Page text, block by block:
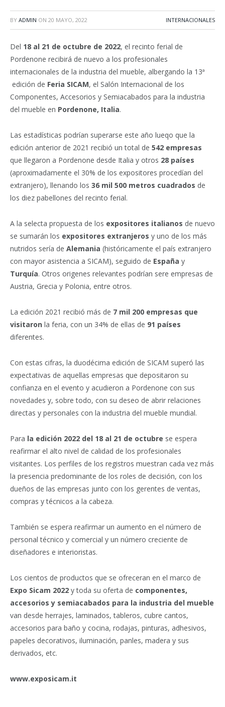
BY ADMIN ON 20 MAYO, 2022 INTERNACIONALES
Del 18 al 21 de octubre de 2022, el recinto ferial de
Pordenone recibirá de nuevo a los profesionales
internacionales de la industria del mueble, albergando la 13ª
edición de Feria SICAM, el Salón Internacional de los
Componentes, Accesorios y Semiacabados para la industria
del mueble en Pordenone, Italia.
Las estadísticas podrían superarse este año lueqo que la
edición anterior de 2021 recibió un total de 542 empresas
que llegaron a Pordenone desde Italia y otros 28 países
(aproximadamente el 30% de los expositores procedían del
extranjero), llenando los 36 mil 500 metros cuadrados de
los diez pabellones del recinto ferial.
A la selecta propuesta de los expositores italianos de nuevo
se sumarán los expositores extranjeros y uno de los más
nutridos sería de Alemania (históricamente el país extranjero
con mayor asistencia a SICAM), seguido de España y
Turquía. Otros origenes relevantes podrían sere empresas de
Austria, Grecia y Polonia, entre otros.
La edición 2021 recibió más de 7 mil 200 empresas que
visitaron la feria, con un 34% de ellas de 91 países
diferentes.
Con estas cifras, la duodécima edición de SICAM superó las
expectativas de aquellas empresas que depositaron su
confianza en el evento y acudieron a Pordenone con sus
novedades y, sobre todo, con su deseo de abrir relaciones
directas y personales con la industria del mueble mundial.
Para la edición 2022 del 18 al 21 de octubre se espera
reafirmar el alto nivel de calidad de los profesionales
visitantes. Los perfiles de los registros muestran cada vez más
la presencia predominante de los roles de decisión, con los
dueños de las empresas junto con los gerentes de ventas,
compras y técnicos a la cabeza.
También se espera reafirmar un aumento en el número de
personal técnico y comercial y un número creciente de
diseñadores e interioristas.
Los cientos de productos que se ofreceran en el marco de
Expo Sicam 2022 y toda su oferta de componentes,
accesorios y semiacabados para la industria del mueble
van desde herrajes, laminados, tableros, cubre cantos,
accesorios para baño y cocina, rodajas, pinturas, adhesivos,
papeles decorativos, iluminación, panles, madera y sus
derivados, etc.
www.exposicam.it